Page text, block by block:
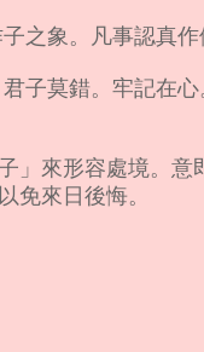
之象。凡事認真作
子莫錯。牢記在心
」來形容處境。意
免來日後悔。